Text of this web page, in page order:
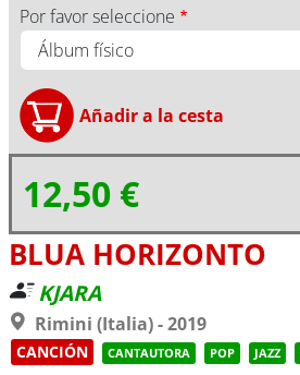
Por favor seleccione
12,50 €
BLUA HORIZONTO
KJARA
Rimini (Italia) - 2019
CANCIÓN CANTAUTORA POP JAZZ